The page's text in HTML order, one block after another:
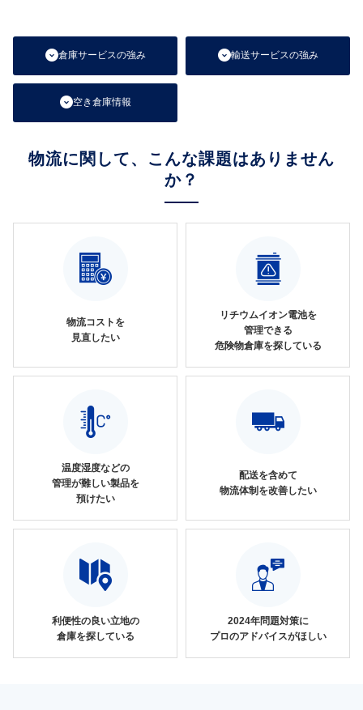
倉庫サービスの強み 輸送サービスの強み
空き倉庫情報
物流に関して、こんな課題はありません
か？
物流コストを
見直したい
リチウムイオン電池を
管理できる
危険物倉庫を探している
温度湿度などの
管理が難しい製品を
預けたい
配送を含めて
物流体制を改善したい
利便性の良い立地の
倉庫を探している
2024年問題対策に
プロのアドバイスがほしい